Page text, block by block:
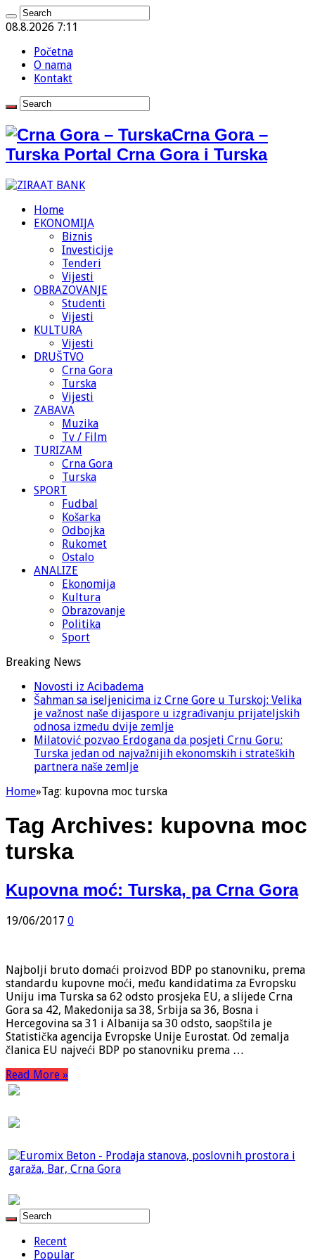
08.8.2026 7:11
Početna
O nama
Kontakt
Crna Gora –
Turska Portal Crna Gora i Turska
Home
EKONOMIJA
Biznis
Investicije
Tenderi
Vijesti
OBRAZOVANJE
Studenti
Vijesti
KULTURA
Vijesti
DRUŠTVO
Crna Gora
Turska
Vijesti
ZABAVA
Muzika
Tv / Film
TURIZAM
Crna Gora
Turska
SPORT
Fudbal
Košarka
Odbojka
Rukomet
Ostalo
ANALIZE
Ekonomija
Kultura
Obrazovanje
Politika
Sport
Breaking News
Novosti iz Acibadema
Šahman sa iseljenicima iz Crne Gore u Turskoj: Velika
je važnost naše dijaspore u izgrađivanju prijateljskih
odnosa između dvije zemlje
Milatović pozvao Erdogana da posjeti Crnu Goru:
Turska jedan od najvažnijih ekonomskih i strateških
partnera naše zemlje
Home»Tag: kupovna moc turska
Tag Archives: kupovna moc
turska
Kupovna moć: Turska, pa Crna Gora
19/06/2017 0
Najbolji bruto domaći proizvod BDP po stanovniku, prema
standardu kupovne moći, među kandidatima za Evropsku
Uniju ima Turska sa 62 odsto prosjeka EU, a slijede Crna
Gora sa 42, Makedonija sa 38, Srbija sa 36, Bosna i
Hercegovina sa 31 i Albanija sa 30 odsto, saopštila je
Statistička agencija Evropske Unije Eurostat. Od zemalja
članica EU najveći BDP po stanovniku prema …
Read More »
Recent
Popular